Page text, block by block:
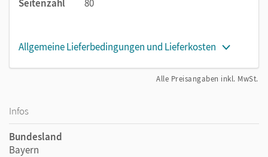
Seitenzahl
80
Allgemeine Lieferbedingungen und Lieferkosten
Alle Preisangaben inkl. MwSt.
Infos
Bundesland
Bayern